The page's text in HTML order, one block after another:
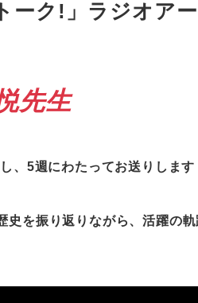
ーク!」ラジオア
先生
、5週にわたってお送りします
を振り返りながら、活躍の軌